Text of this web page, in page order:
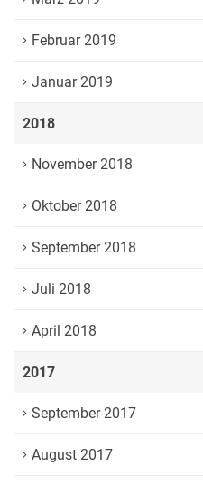
Februar 2019
Januar 2019
2018
November 2018
Oktober 2018
September 2018
Juli 2018
April 2018
2017
September 2017
August 2017